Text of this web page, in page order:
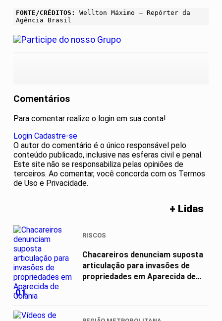
FONTE/CRÉDITOS:
Wellton Máximo – Repórter da
Agência Brasil
Comentários
Para comentar realize o login em sua conta!
Login Cadastre-se
O autor do comentário é o único responsável pelo
conteúdo publicado, inclusive nas esferas civil e penal.
Este site não se responsabiliza pelas opiniões de
terceiros. Ao comentar, você concorda com os Termos
de Uso e Privacidade.
+ Lidas
01
RISCOS
Chacareiros denunciam suposta
articulação para invasões de
propriedades em Aparecida de